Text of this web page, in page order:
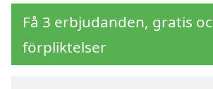
Få 3 erbjudanden, gratis
förpliktelser